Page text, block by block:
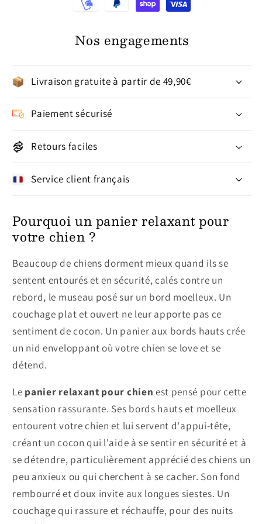
Nos engagements
Livraison gratuite à partir de 49,90€
Paiement sécurisé
Retours faciles
Service client français
Pourquoi un panier relaxant pour
votre chien ?
Beaucoup de chiens dorment mieux quand ils se
sentent entourés et en sécurité, calés contre un
rebord, le museau posé sur un bord moelleux. Un
couchage plat et ouvert ne leur apporte pas ce
sentiment de cocon. Un panier aux bords hauts crée
un nid enveloppant où votre chien se love et se
détend.
Le panier relaxant pour chien est pensé pour cette
sensation rassurante. Ses bords hauts et moelleux
entourent votre chien et lui servent d'appui-tête,
créant un cocon qui l'aide à se sentir en sécurité et à
se détendre, particulièrement apprécié des chiens un
peu anxieux ou qui cherchent à se cacher. Son fond
rembourré et doux invite aux longues siestes. Un
couchage qui rassure et réchauffe, pour des nuits